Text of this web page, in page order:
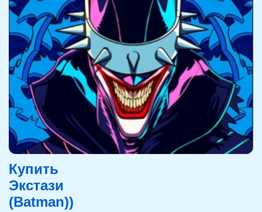
Купить
Экстази
(Batman))